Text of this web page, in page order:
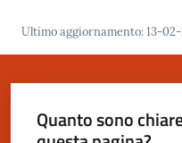
siamo
Progetti
Ultimo aggiornamento:13-02-
Quanto sono